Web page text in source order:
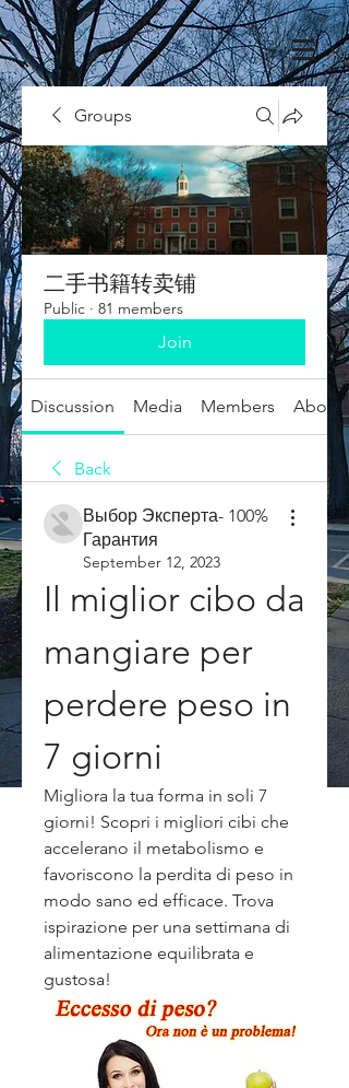
Groups
二手书籍转卖铺
Public · 81 members
Join
Discussion Media Members About
Back
Выбор Эксперта- 100%
Гарантия
September 12, 2023
Il miglior cibo da
mangiare per
perdere peso in
7 giorni
Migliora la tua forma in soli 7
giorni! Scopri i migliori cibi che
accelerano il metabolismo e
favoriscono la perdita di peso in
modo sano ed efficace. Trova
ispirazione per una settimana di
alimentazione equilibrata e
gustosa!